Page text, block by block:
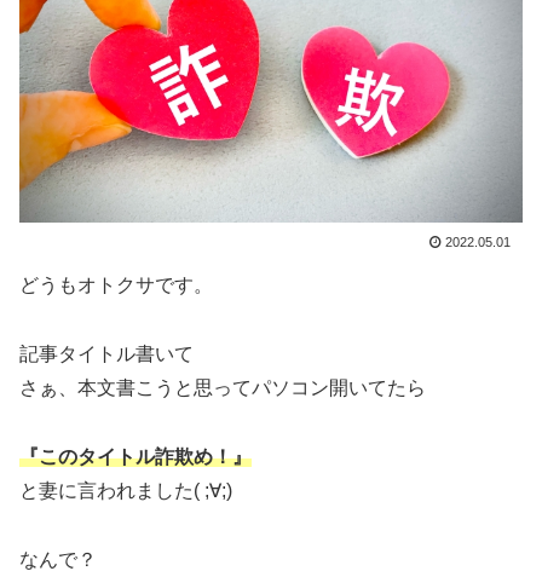
2022.05.01
どうもオトクサです。
記事タイトル書いて
さぁ、本文書こうと思ってパソコン開いてたら
『このタイトル詐欺め！』
と妻に言われました( ;∀;)
なんで？